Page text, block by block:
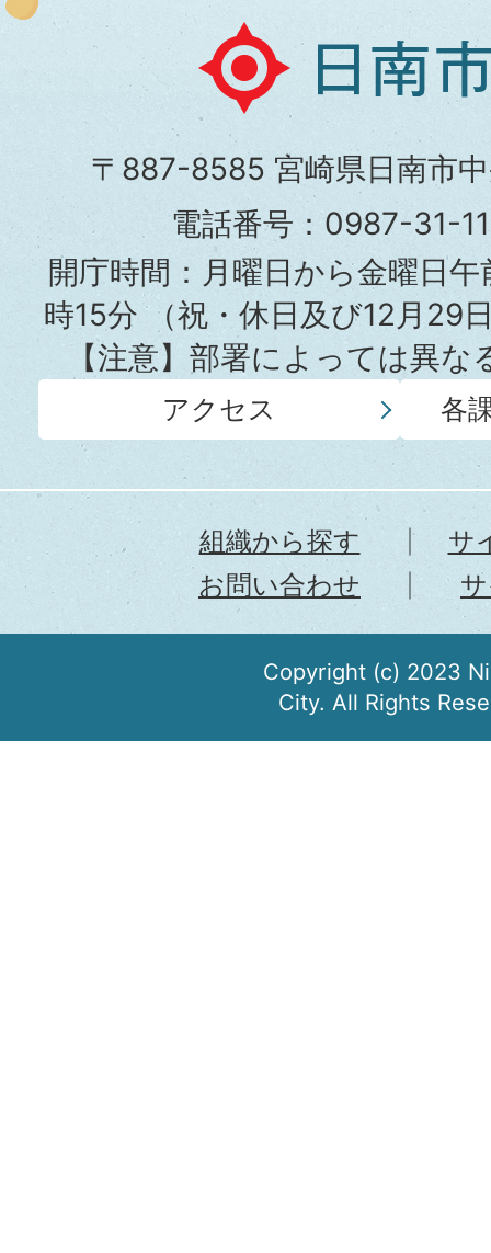
日
南
市
役
所
〒887-8585 宮崎県日南市
電話番号：0987-31-
開庁時間：月曜日から金曜日
時15分（祝・休日及び12月29
【注意】部署によっては異
アクセス 各
組織から探す
サ
お問い合わせ
Copyright (c) 2023
City. All Rights